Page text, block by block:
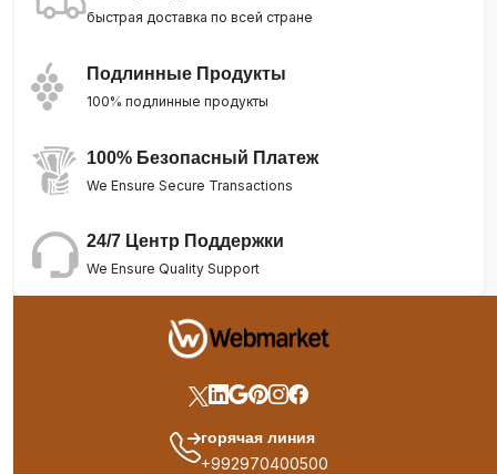
быстрая доставка по всей стране
Подлинные Продукты
100% подлинные продукты
100% Безопасный Платеж
We Ensure Secure Transactions
24/7 Центр Поддержки
We Ensure Quality Support
горячая линия
+992970400500